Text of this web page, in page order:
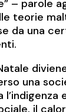
– parole
teorie
da una
una